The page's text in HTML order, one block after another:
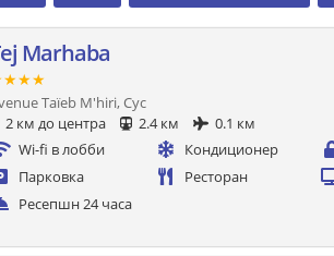
Marhaba
Taïeb M'hiri, Сус
2 км до центра
2.4 км
0.1 км
Wi-fi в лобби
Кондиционер
Парковка
Ресторан
Ресепшн 24 часа